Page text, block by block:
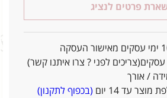
פרטים לנציג
/ אורך
עד 14 יום
(בכפוף לתקנון)